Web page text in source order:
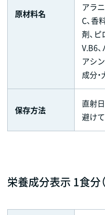
原材料名
アラ
C、香
剤、ピ
V.B6
アシン
成分・
保存方法
直射
避け
栄養成分表示 1食分